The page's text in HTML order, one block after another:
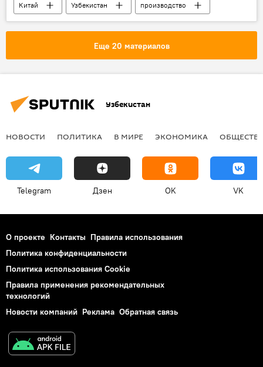
Китай Узбекистан
производство
Инвестиции
индустриальная зона
Еще 20 материалов
Узбекистан
НОВОСТИ ПОЛИТИКА В МИРЕ ЭКОНОМИКА
Telegram Дзен OK VK
О проекте Контакты Правила использования
Политика конфиденциальности
Политика использования Cookie
Правила применения рекомендательных
технологий
Новости компаний Реклама Обратная связь